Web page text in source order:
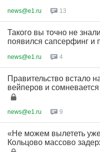
news@e1.ru 13
Такого вы точно не
появился сапсерфинг и
news@e1.ru 4
Правительство встало
вейперов и
news@e1.ru 9
«Не можем вылететь
Кольцово массово